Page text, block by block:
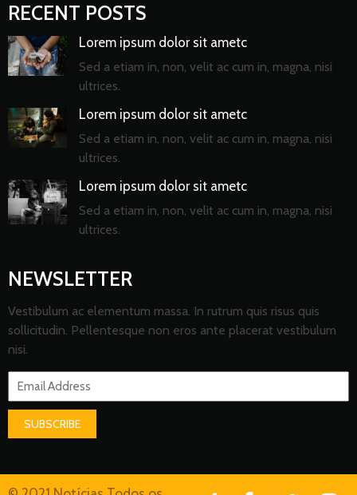
RECENT POSTS
Lorem ipsum dolor sit ametc
Sed a etiam in, non, velit ac cum in, magna, nisi
ultrices.
Lorem ipsum dolor sit ametc
Sed a etiam in, non, velit ac cum in, magna, nisi
ultrices.
Lorem ipsum dolor sit ametc
Sed a etiam in, non, velit ac cum in, magna, nisi
ultrices.
NEWSLETTER
Vestibulum ac elementum massa. In rutrum quis risus quis
sollicitudin. Pellentesque non eros ante placerat vestibulum
nisi.
SUBSCRIBE